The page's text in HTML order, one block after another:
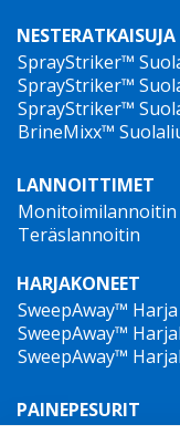
NESTERATKAISUJA
SprayStriker™
SprayStriker™
SprayStriker™
BrineMixx™
LANNOITTIMET
Monitoimilannoitin
Teräslannoitin
HARJAKONEET
SweepAway™ Harja
SweepAway™
SweepAway™
PAINEPESURIT